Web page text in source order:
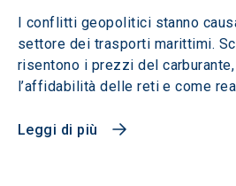
I conflitti geopolitici stanno
settore dei trasporti marittimi.
risentono i prezzi del
l’affidabilità delle reti e come
Leggi di più